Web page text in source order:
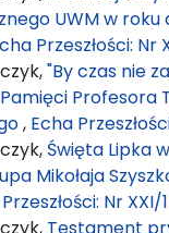
UWM w
Przeszłości: Nr
"By czas nie
Profesora
, Echa
Święta Lipka
Mikołaja
Nr XXI/